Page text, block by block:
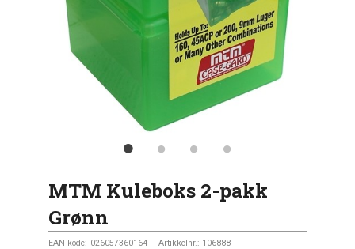
MTM Kuleboks 2-pakk
Grønn
EAN-kode: 026057360164 Artikkelnr.: 106888